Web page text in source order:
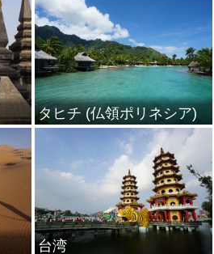
タヒチ (仏領ポリネシア)
台湾